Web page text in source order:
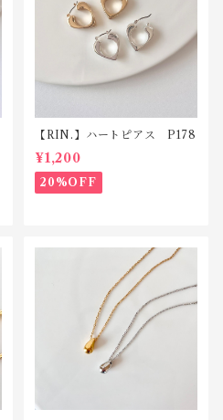
【RIN.】ハートピアス P178
¥1,200
20%OFF